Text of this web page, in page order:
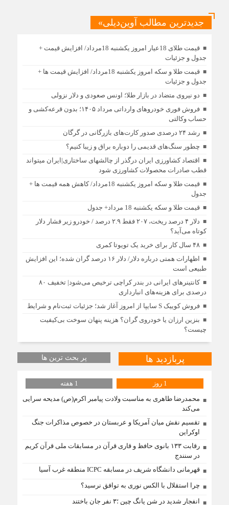
جدیدترین مطالب آوین‌دیلی»
قیمت طلای 18عیار امروز یکشنبه 18مرداد/ افزایش قیمت +
جدول و جزئیات
قیمت طلا و سکه امروز یکشنبه 18مرداد/ افزایش قیمت ها +
جدول و جزئیات
دو نیروی متضاد در بازار طلا؛ اونس صعودی و دلار نزولی
فروش فوری خودروهای وارداتی مرداد ۱۴۰۵؛ بدون قرعه‌کشی و
حساب وکالتی
رشد ۲۴ درصدی صدور کارت‌های بازرگانی در گرگان
چطور سنگ‌های قدیمی را دوباره براق و زیبا کنیم؟
اقتصاد کشاورزی ایران درگذر از چالشهای ساختاری|ایران میتواند
قطب صادرات محصولات کشاورزی شود
قیمت طلا و سکه امروز یکشنبه 18مرداد/ کاهش همه قیمت ها +
جدول
قیمت طلا و سکه یکشنبه 18 مرداد+ جدول
دلار ۴ درصد ریخت، ۲۰۷ فقط ۲.۹ درصد / خودرو زیر فشار دلار
کوتاه می‌آید؟
۴۸ سال کار برای خرید یک تویوتا کمری
اظهارات همتی درباره دلار/ دلار ۱۶ درصد گران شده؛ این افزایش
طبیعی است
کانتینرهای ایرانی در بندر کراچی ترخیص می‌شود| تخفیف ۸۰
درصدی برای هزینه‌های انبارداری
فروش کوییک S سایپا از امروز آغاز شد؛ جزئیات ثبت‌نام و شرایط
بنزین ارزان یا خودروی گران؟ هزینه پنهان سوخت بی‌کیفیت
چیست؟
پربازدید ها پر بحث ترین ها
1 روز
1 هفته
محمدرضا طاهری به مناسبت ولادت پیامبر اکرم(ص) مدیحه سرایی
می‌کند
تقسیم نقش میان آمریکا و عربستان در خصوص مذاکرات جنگ
اوکراین
رقابت ۱۳۳ بانوی حافظ و قاری قرآن در مسابقات ملی قرآن کریم
در سنندج
قهرمانی دانشگاه شریف در مسابقه ICPC منطقه غرب آسیا
چرا استقلال با الکس نوری به توافق نرسید؟
انفجار شدید در شن یانگ چین ؛۳ نفر جان باختند